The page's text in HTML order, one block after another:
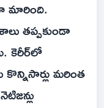
మారింది.
తప్పకుండా
కెరీర్‌లో
కొన్నిసార్లు మరింత